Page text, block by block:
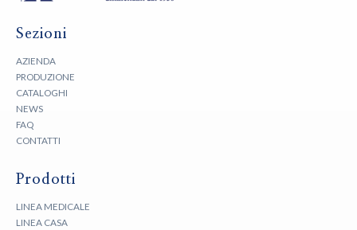
Sezioni
AZIENDA
PRODUZIONE
CATALOGHI
NEWS
FAQ
CONTATTI
Prodotti
LINEA MEDICALE
LINEA CASA